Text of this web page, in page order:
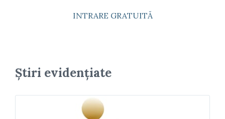
INTRARE GRATUITĂ
Știri evidențiate